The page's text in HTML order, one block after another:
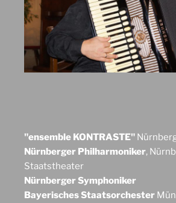
"ensemble KONTRASTE"
Nürnberger Philharmoniker,
Staatstheater
Nürnberger Symphoniker
Bayerisches Staatsorchester